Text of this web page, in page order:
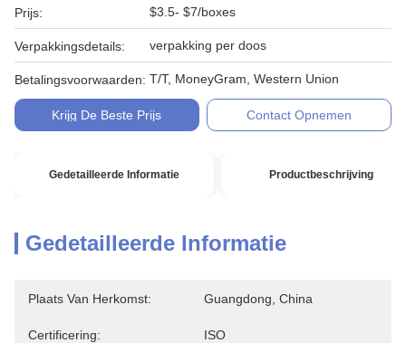
Prijs: $3.5- $7/boxes
Verpakkingsdetails: verpakking per doos
Betalingsvoorwaarden: T/T, MoneyGram, Western Union
Krijg De Beste Prijs Contact Opnemen
Gedetailleerde Informatie Productbeschrijving
Gedetailleerde Informatie
Plaats Van Herkomst: Guangdong, China
Certificering: ISO